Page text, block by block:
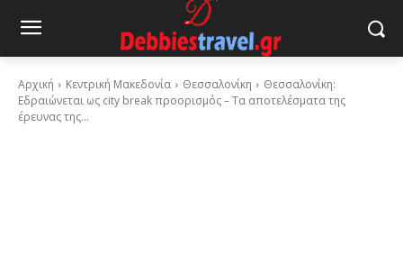
Αρχική Κεντρική Μακεδονία Θεσσαλονίκη
Θεσσαλονίκη:
Εδραιώνεται ως city break προορισμός – Τα αποτελέσματα της
έρευνας της...